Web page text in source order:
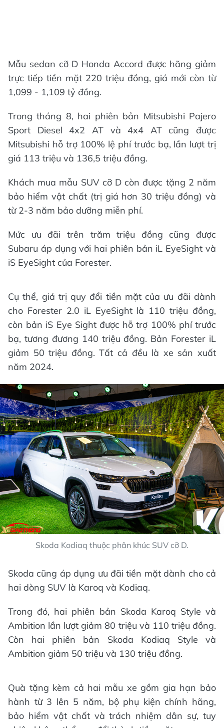
Mẫu sedan cỡ D Honda Accord được hãng giảm
trực tiếp tiền mặt 220 triệu đồng, giá mới còn từ
1,099 - 1,109 tỷ đồng.
Trong tháng 8, hai phiên bản Mitsubishi Pajero
Sport Diesel 4x2 AT và 4x4 AT cũng được
Mitsubishi hỗ trợ 100% lệ phí trước bạ, lần lượt trị
giá 113 triệu và 136,5 triệu đồng.
Khách mua mẫu SUV cỡ D còn được tặng 2 năm
bảo hiểm vật chất (trị giá hơn 30 triệu đồng) và
từ 2-3 năm bảo dưỡng miễn phí.
Mức ưu đãi trên trăm triệu đồng cũng được
Subaru áp dụng với hai phiên bản iL EyeSight và
iS EyeSight của Forester.
Cụ thể, giá trị quy đổi tiền mặt của ưu đãi dành
cho Forester 2.0 iL EyeSight là 110 triệu đồng,
còn bản iS Eye Sight được hỗ trợ 100% phí trước
bạ, tương đương 140 triệu đồng. Bản Forester iL
giảm 50 triệu đồng. Tất cả đều là xe sản xuất
năm 2024.
Skoda Kodiaq thuộc phân khúc SUV cỡ D.
Skoda cũng áp dụng ưu đãi tiền mặt dành cho cả
hai dòng SUV là Karoq và Kodiaq.
Trong đó, hai phiên bản Skoda Karoq Style và
Ambition lần lượt giảm 80 triệu và 110 triệu đồng.
Còn hai phiên bản Skoda Kodiaq Style và
Ambition giảm 50 triệu và 130 triệu đồng.
Quà tặng kèm cả hai mẫu xe gồm gia hạn bảo
hành từ 3 lên 5 năm, bộ phụ kiện chính hãng,
bảo hiểm vật chất và trách nhiệm dân sự, tuy